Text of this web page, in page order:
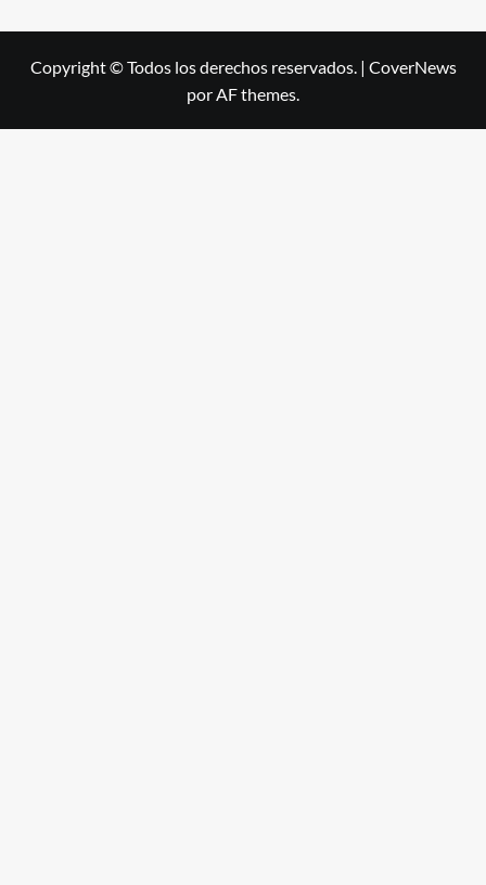
Copyright © Todos los derechos reservados. | CoverNews
por AF themes.